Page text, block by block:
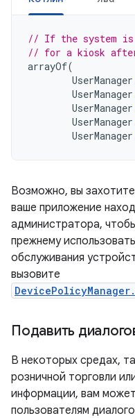
// If the system is
// for a kiosk
arrayOf(
UserManager
UserManager
UserManager
UserManager
UserManager
Возможно, вы захотите
ваше приложение
администратора,
прежнему
обслуживания
вызовите
Подавить
В некоторых средах,
розничной торговли
информации, вам
пользователям